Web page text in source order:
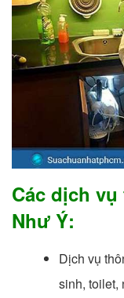
Các dịch
Như Ý:
Dịch vụ
sinh, toilet,